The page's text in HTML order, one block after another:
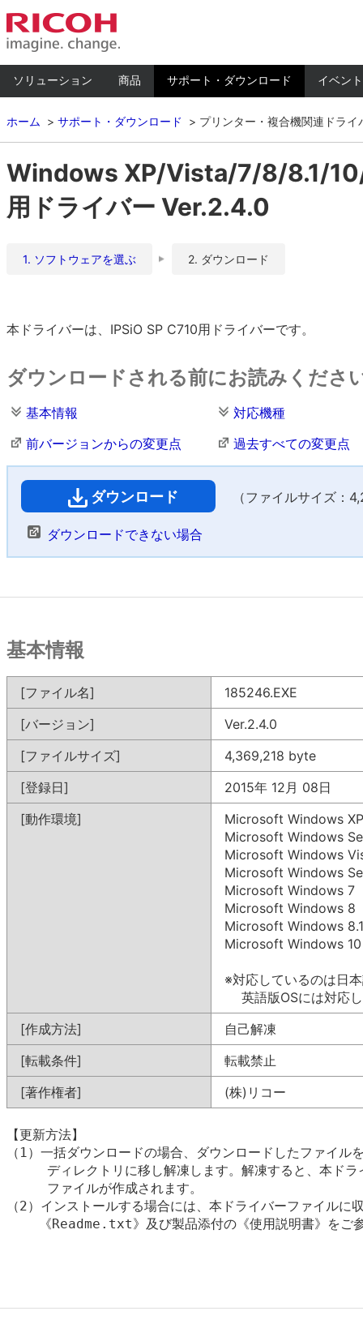
ソリューション 商品 サポート・ダウンロード イベン
ホーム サポート・ダウンロード プリンター・複合機関連ドライ
Windows XP/Vista/7/8/8.1/
用ドライバー Ver.2.4.0
1. ソフトウェアを選ぶ 2. ダウンロード
本ドライバーは、IPSiO SP C710用ドライバーです。
ダウンロードされる前にお読みくださ
基本情報
対応機種
前バージョンからの変更点
過去すべての変更点
ダウンロード （ファイルサイズ：
ダウンロードできない場合
基本情報
[ファイル名]
185246.EXE
[バージョン]
Ver.2.4.0
[ファイルサイズ]
4,369,218 byte
[登録日]
2015年 12月 08日
[動作環境]
Microsoft Windows XP
Microsoft Windows
Microsoft Windows
Microsoft Windows
Microsoft Windows 7
Microsoft Windows 8
Microsoft Windows 8.1
Microsoft Windows 10
※対応しているのは日
英語版OSには対応
[作成方法]
自己解凍
[転載条件]
転載禁止
[著作権者]
(株)リコー
【更新方法】
（1）一括ダウンロードの場合、ダウンロードしたファイル
ディレクトリに移し解凍します。解凍すると、本ドラ
     ファイルが作成されます。
（2）インストールする場合には、本ドライバーファイルに
《Readme.txt》及び製品添付の《使用説明書》をご